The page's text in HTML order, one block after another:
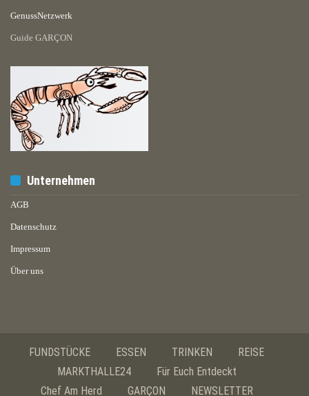
GenussNetzwerk
Guide GARÇON
Unternehmen
AGB
Datenschutz
Impressum
Über uns
FUNDSTÜCKE ESSEN TRINKEN
REISE
MARKTHALLE24
Für Euch Entdeckt
Chef Am Herd
GARÇON NEWSLETTER